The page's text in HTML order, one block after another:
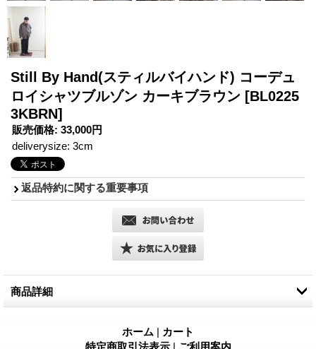
Still By Hand(スティルバイハンド) コーデュ
ロイシャツブルゾン カーキブラウン [BL0225
3KBRN]
販売価格: 33,000円
deliverysize: 3cm
返品特約に関する重要事項
商品詳細
ホーム | カート
特定商取引法表示 | ご利用案内